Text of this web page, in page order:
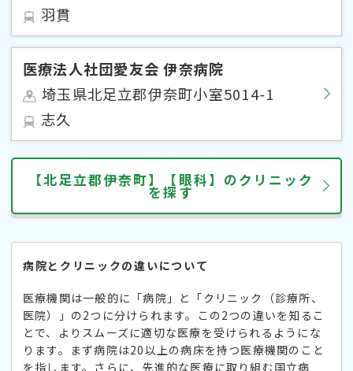
羽貫
医療法人社団愛友会 伊奈病院
埼玉県北足立郡伊奈町小室5014-1
志久
【北足立郡伊奈町】【眼科】のクリニック
を探す
病院とクリニックの違いについて
医療機関は一般的に「病院」と「クリニック（診療所、
医院）」の2つに分けられます。この2つの違いを知るこ
とで、よりスムーズに適切な医療を受けられるようにな
ります。まず病院は20以上の病床を持つ医療機関のこと
を指します。さらに、先進的な医療に取り組む国立病